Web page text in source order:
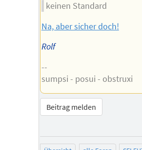
keinen Standard
Na, aber sicher doch!
Rolf
--
sumpsi - posui - obstruxi
Beitrag melden